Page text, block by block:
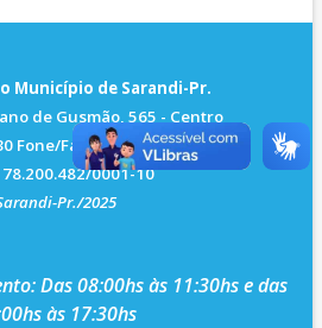
Município de Sarandi-Pr.
de Gusmão, 565 - Centro
Fone/Fax: (44) 3264 - 8600
78.200.482/0001-10
Pr./2025
Das 08:00hs às 11:30hs e das
às 17:30hs